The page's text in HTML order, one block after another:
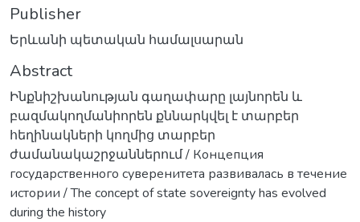
Publisher
Երևանի պետական համալսարան
Abstract
Ինքնիշխանության գաղափարը լայնորեն և
բազմակողմանիորեն քննարկվել է տարբեր
հեղինակների կողմից տարբեր
ժամանակաշրջաններում / Концепция
государственного суверенитета развивалась в течение
истории / The concept of state sovereignty has evolved
during the history